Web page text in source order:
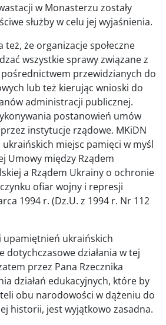
w Monasterzu zostały
służby w celu jej wyjaśnienia.
że organizacje społeczne
wszystkie sprawy związane z
przewidzianych do
lub też kierując wnioski do
administracji publicznej.
postanowień umów
instytucje rządowe. MKiDN
miejsc pamięci w myśl
Umowy między Rządem
a Rządem Ukrainy o ochronie
ofiar wojny i represji
1994 r. (Dz.U. z 1994 r. Nr 112
ukraińskich
dotychczasowe działania w tej
przez Pana Rzecznika
działań edukacyjnych, które by
obu narodowości w dążeniu do
historii, jest wyjątkowo zasadna.